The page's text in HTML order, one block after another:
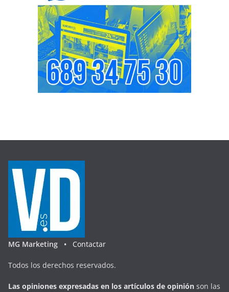
MG Marketing • Contactar
Todos los derechos reservados.
Las opiniones expresadas en los artículos de opinión son las